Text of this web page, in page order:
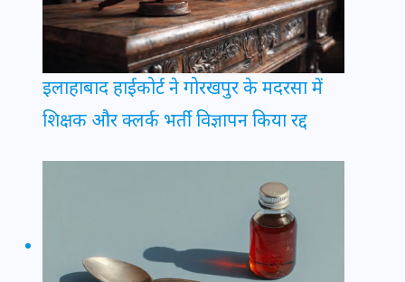
इलाहाबाद हाईकोर्ट ने गोरखपुर के मदरसा में
शिक्षक और क्लर्क भर्ती विज्ञापन किया रद्द